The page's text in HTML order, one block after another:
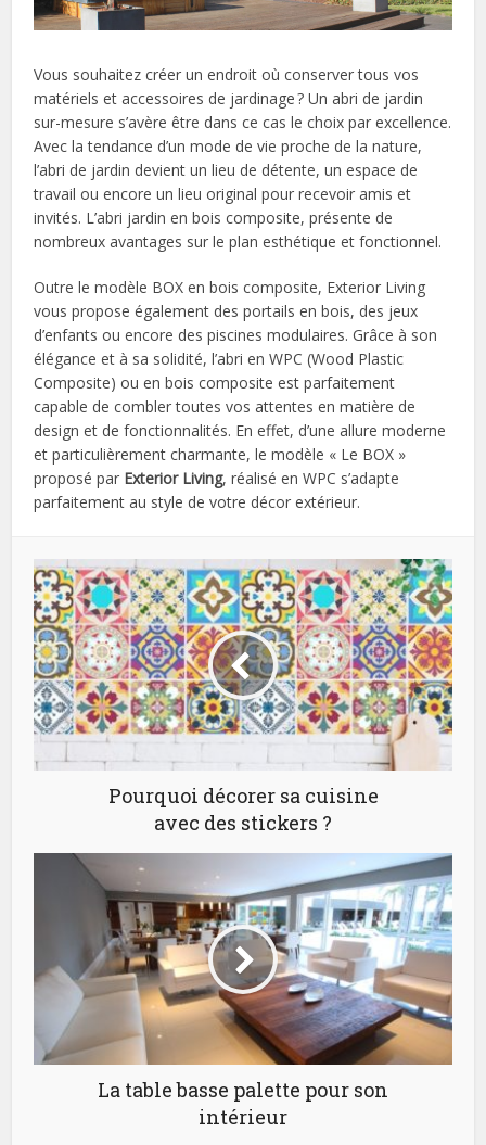
Vous souhaitez créer un endroit où conserver tous vos
matériels et accessoires de jardinage ? Un abri de jardin
sur-mesure s’avère être dans ce cas le choix par excellence.
Avec la tendance d’un mode de vie proche de la nature,
l’abri de jardin devient un lieu de détente, un espace de
travail ou encore un lieu original pour recevoir amis et
invités. L’abri jardin en bois composite, présente de
nombreux avantages sur le plan esthétique et fonctionnel.
Outre le modèle BOX en bois composite, Exterior Living
vous propose également des portails en bois, des jeux
d’enfants ou encore des piscines modulaires. Grâce à son
élégance et à sa solidité, l’abri en WPC (Wood Plastic
Composite) ou en bois composite est parfaitement
capable de combler toutes vos attentes en matière de
design et de fonctionnalités. En effet, d’une allure moderne
et particulièrement charmante, le modèle « Le BOX »
proposé par Exterior Living, réalisé en WPC s’adapte
parfaitement au style de votre décor extérieur.
Pourquoi décorer sa cuisine
avec des stickers ?
La table basse palette pour son
intérieur